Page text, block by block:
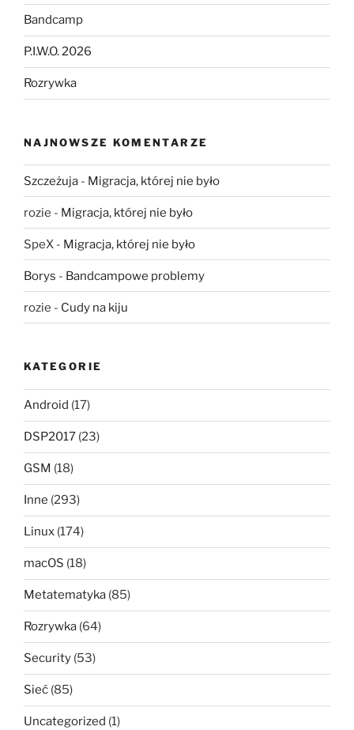
Bandcamp
P.I.W.O. 2026
Rozrywka
NAJNOWSZE KOMENTARZE
Szczeżuja - Migracja, której nie było
rozie - Migracja, której nie było
SpeX - Migracja, której nie było
Borys - Bandcampowe problemy
rozie - Cudy na kiju
KATEGORIE
Android (17)
DSP2017 (23)
GSM (18)
Inne (293)
Linux (174)
macOS (18)
Metatematyka (85)
Rozrywka (64)
Security (53)
Sieć (85)
Uncategorized (1)